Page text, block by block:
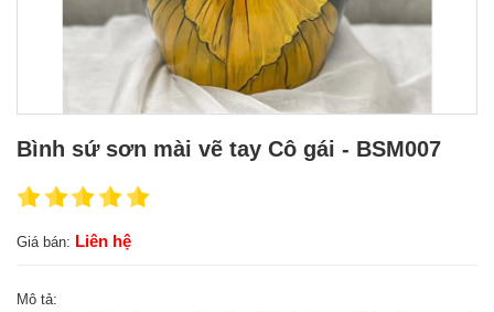
Bình sứ sơn mài vẽ tay Cô gái - BSM007
Giá bán: Liên hệ
Mô tả: